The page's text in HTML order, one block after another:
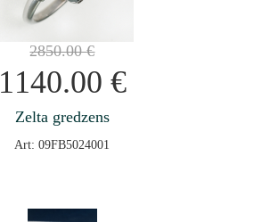
2850.00€
1140.00 €
Zelta gredzens
Art: 09FB5024001